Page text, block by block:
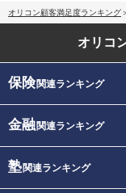
オリコン顧客満足度ランキング
オリコ
保険関連ランキング
金融関連ランキング
塾関連ランキング